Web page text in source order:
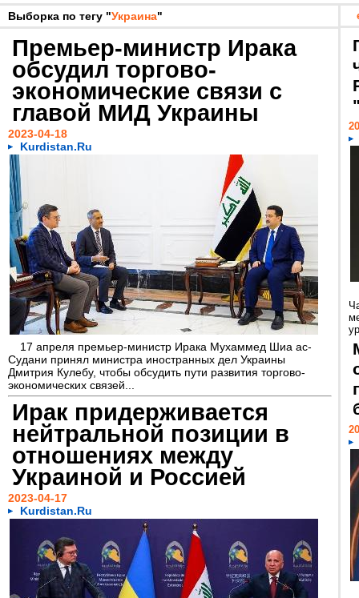
Выборка по тегу "Украина"
Премьер-министр Ирака
обсудил торгово-
экономические связи с
главой МИД Украины
2023-04-18
Kurdistan.Ru
17 апреля премьер-министр Ирака Мухаммед Шиа ас-
Судани принял министра иностранных дел Украины
Дмитрия Кулебу, чтобы обсудить пути развития торгово-
экономических связей...
Ирак придерживается
нейтральной позиции в
отношениях между
Украиной и Россией
2023-04-17
Kurdistan.Ru